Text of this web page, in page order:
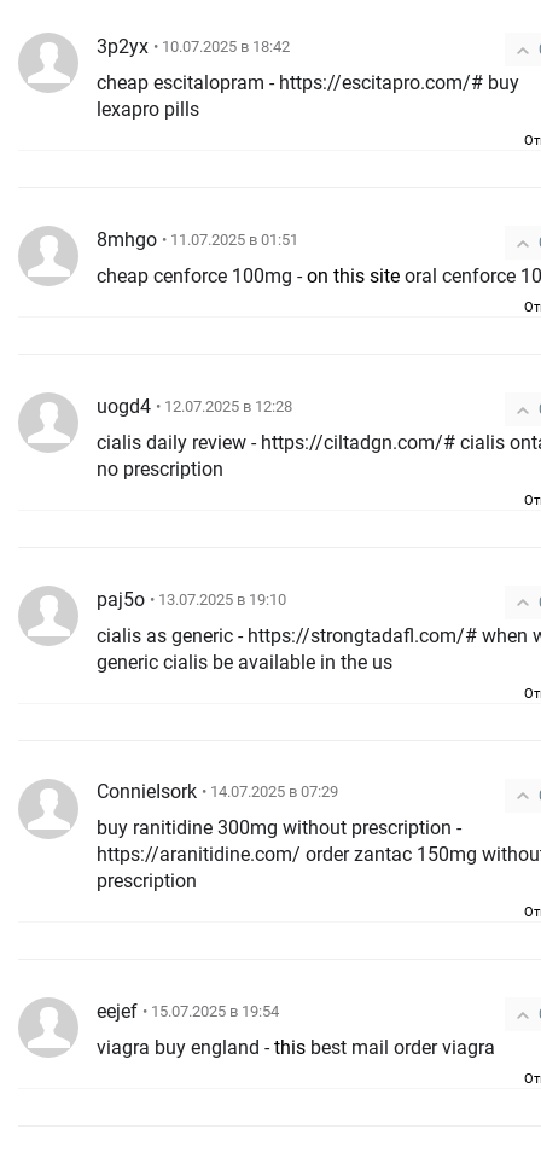
3p2yx • 10.07.2025 в 18:42
cheap escitalopram - https://escitapro.com/# buy
lexapro pills
8mhgo • 11.07.2025 в 01:51
cheap cenforce 100mg -on this site oral cenforce
uogd4 • 12.07.2025 в 12:28
cialis daily review - https://ciltadgn.com/# cialis ontario
no prescription
paj5o • 13.07.2025 в 19:10
cialis as generic - https://strongtadafl.com/# when will
generic cialis be available in the us
ConnieIsork • 14.07.2025 в 07:29
buy ranitidine 300mg without prescription -
https://aranitidine.com/ order zantac 150mg without
prescription
eejef • 15.07.2025 в 19:54
viagra buy england -this best mail order viagra